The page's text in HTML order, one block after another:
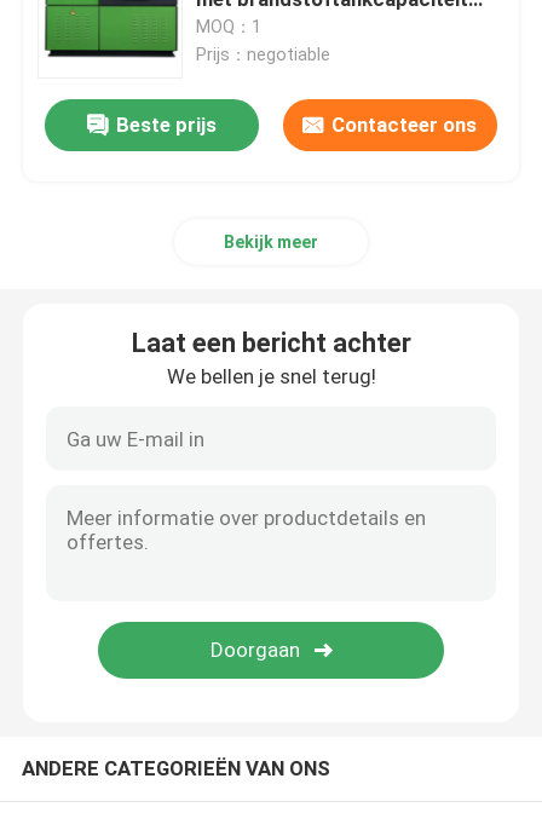
De gemeenschappelijke Proefbank van de
De gemeenschappelijke Proefbank van de Spoorpomp
De gemeenschappelijke Hulpmiddelen van de
Gemeenschappelijke Spoorpijp
gemeenschappelijke spoorhulpmiddelen
Gemeenschappelijke de Reparatieuitrustingen van de
De Duiker van de brandstofinjectiepomp
80L 2000 bar
MOQ：1
Prijs：negotiable
Beste prijs Contacteer ons
Bekijk meer
Laat een bericht achter
We bellen je snel terug!
ANDERE CATEGORIEËN VAN ONS